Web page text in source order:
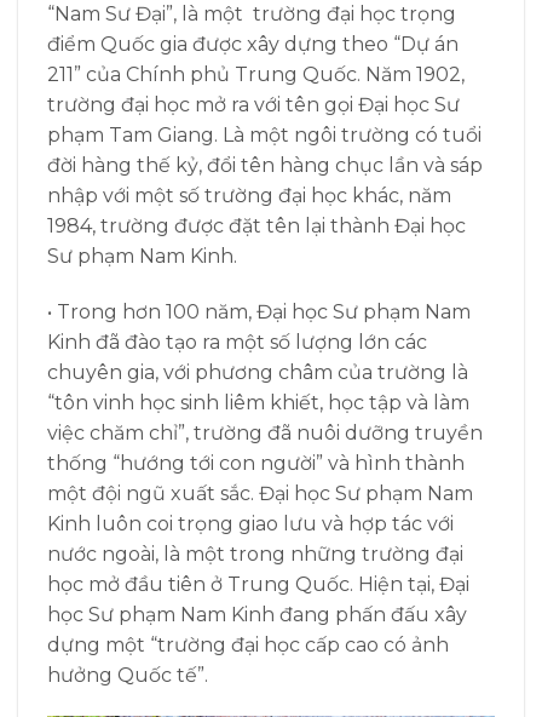
“Nam Sư Đại”, là một trường đại học trọng
điểm Quốc gia được xây dựng theo “Dự án
211” của Chính phủ Trung Quốc. Năm 1902,
trường đại học mở ra với tên gọi Đại học Sư
phạm Tam Giang. Là một ngôi trường có tuổi
đời hàng thế kỷ, đổi tên hàng chục lần và sáp
nhập với một số trường đại học khác, năm
1984, trường được đặt tên lại thành Đại học
Sư phạm Nam Kinh.
• Trong hơn 100 năm, Đại học Sư phạm Nam
Kinh đã đào tạo ra một số lượng lớn các
chuyên gia, với phương châm của trường là
“tôn vinh học sinh liêm khiết, học tập và làm
việc chăm chỉ”, trường đã nuôi dưỡng truyền
thống “hướng tới con người” và hình thành
một đội ngũ xuất sắc. Đại học Sư phạm Nam
Kinh luôn coi trọng giao lưu và hợp tác với
nước ngoài, là một trong những trường đại
học mở đầu tiên ở Trung Quốc. Hiện tại, Đại
học Sư phạm Nam Kinh đang phấn đấu xây
dựng một “trường đại học cấp cao có ảnh
hưởng Quốc tế”.